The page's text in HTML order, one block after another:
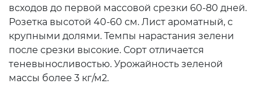
всходов до первой массовой срезки 60-80 дней.
Розетка высотой 40-60 см. Лист ароматный, с
крупными долями. Темпы нарастания зелени
после срезки высокие. Сорт отличается
теневыносливостью. Урожайность зеленой
массы более 3 кг/м2.